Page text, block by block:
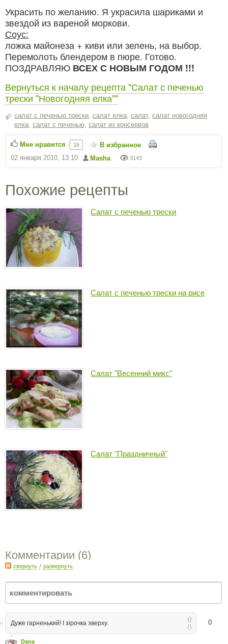
Украсить по желанию. Я украсила шариками и
звездой из вареной моркови.
Соус:
ложка майонеза + киви или зелень, на выбор.
Перемолоть блендером в пюре. Готово.
ПОЗДРАВЛЯЮ ВСЕХ С НОВЫМ ГОДОМ !!!
Вернуться к началу рецепта "Салат с печенью
трески "Новогодняя елка""
салат с печенью трески, салат елка, салат, салат новогодняя
елка, салат с печенью, салат из консервов
3143
Masha
02 января 2010, 13:10
Мне нравится 16 В избранное
Похожие рецепты
Салат с печенью трески
Салат с печенью трески на рисе
Салат "Весенний микс"
Салат "Праздничный"
Комментарии (6)
свернуть / развернуть
0
Дуже гарненький! І зірочка зверху.
Dana